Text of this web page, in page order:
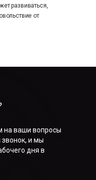
развиваться,
от
на ваши вопросы
и мы
дня в